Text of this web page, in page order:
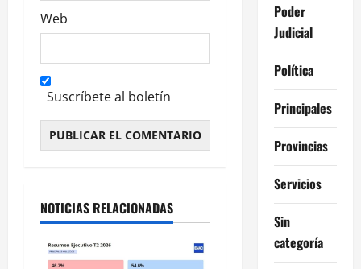
Web
Suscríbete al boletín
NOTICIAS RELACIONADAS
Poder
Judicial
Política
Principales
Provincias
Servicios
Sin
categoría